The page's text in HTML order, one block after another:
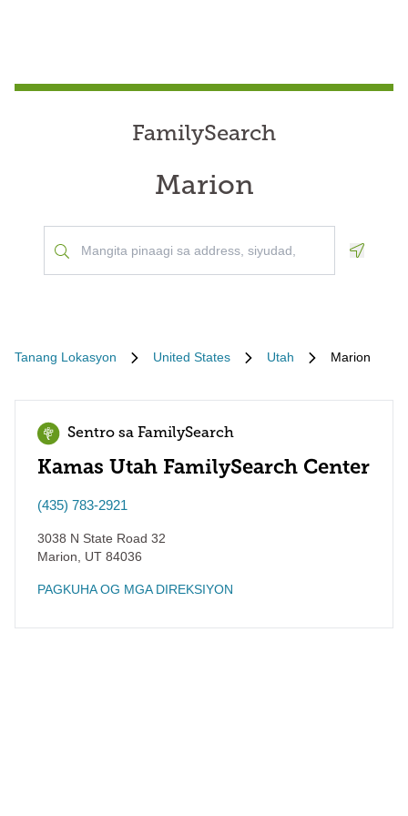
FamilySearch
Marion
Tanang Lokasyon United States Utah Marion
Sentro sa FamilySearch
Kamas Utah FamilySearch Center
(435) 783-2921
3038 N State Road 32
Marion
UT 84036
PAGKUHA OG MGA DIREKSIYON